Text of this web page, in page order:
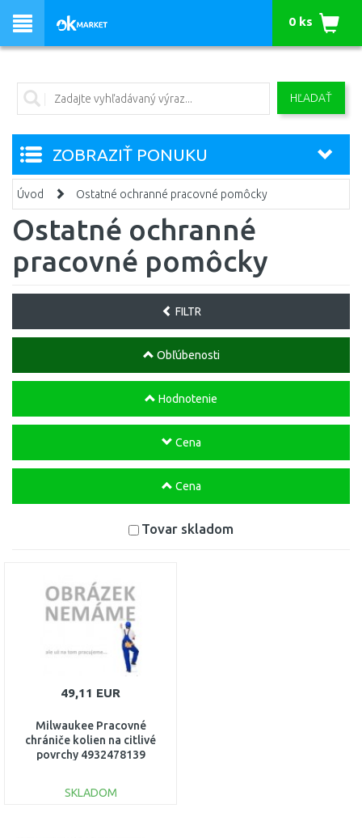
HĽADAŤ
0 ks
ZOBRAZIŤ PONUKU
Úvod Ostatné ochranné pracovné pomôcky
Ostatné ochranné
pracovné pomôcky
FILTR
Obľúbenosti
Hodnotenie
Cena
Cena
Tovar skladom
49,11 EUR
Milwaukee Pracovné
chrániče kolien na citlivé
povrchy 4932478139
SKLADOM